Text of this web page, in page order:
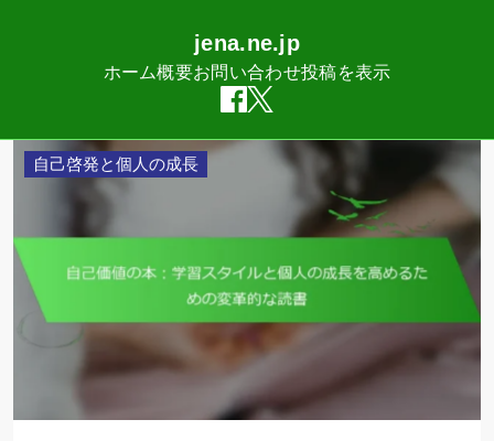
jena.ne.jp
ホーム概要お問い合わせ投稿を表示
Skip
自己啓発と個人の成長